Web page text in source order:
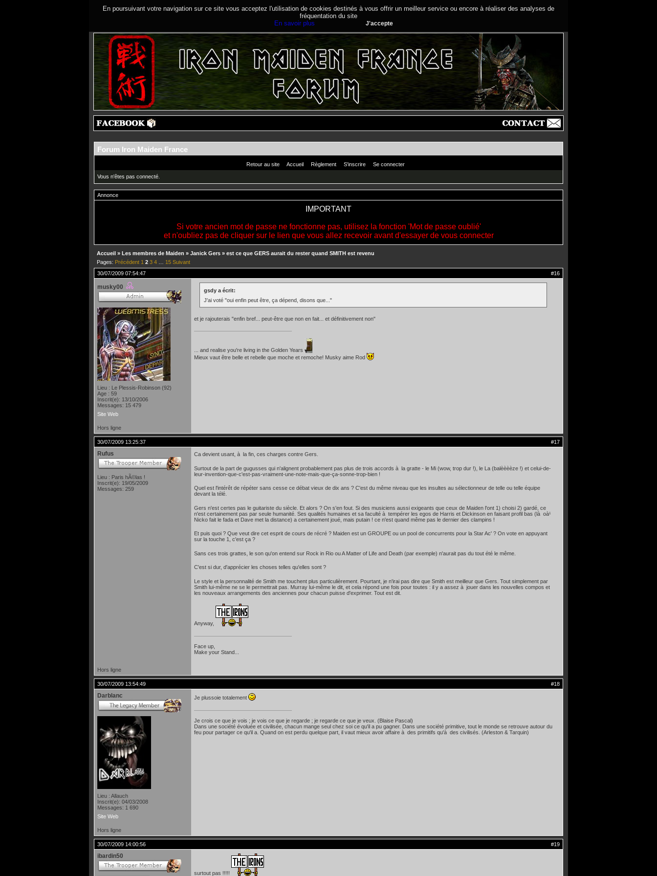
En poursuivant votre navigation sur ce site vous acceptez l'utilisation de cookies destinés à vous offrir un meilleur service ou encore à réaliser des analyses de
fréquentation du site
En savoir plus
J'accepte
Forum Iron Maiden France
Retour au site Accueil Règlement S'inscrire Se connecter
Vous n'êtes pas connecté.
Annonce
IMPORTANT
Si votre ancien mot de passe ne fonctionne pas, utilisez la fonction 'Mot de passe oublié'
et n'oubliez pas de cliquer sur le lien que vous allez recevoir avant d'essayer de vous connecter
Accueil » Les membres de Maiden » Janick Gers » est ce que GERS aurait du rester quand SMITH est revenu
Pages: Précédent 1 2 3 4 15 Suivant
#16
30/07/2009 07:54:47
musky00
Lieu : Le Plessis-Robinson (92)
Age : 59
Inscrit(e): 13/10/2006
Messages: 15 479
Site Web
gsdy a écrit:
J'ai voté "oui enfin peut être, ça dépend, disons que..."
et je rajouterais "enfin bref... peut-être que non en fait... et définitivement non"
... and realise you're living in the Golden Years
Mieux vaut être belle et rebelle que moche et remoche! Musky aime Rod
Hors ligne
#17
30/07/2009 13:25:37
Rufus
Lieu : Paris hÃ©las !
Inscrit(e): 19/05/2009
Messages: 259
Ca devient usant, à la fin, ces charges contre Gers.
Surtout de la part de gugusses qui n'alignent probablement pas plus de trois accords à la gratte - le Mi (wow, trop dur !), le La (balèèèèze !) et celui-de-
leur-invention-que-c'est-pas-vraiment-une-note-mais-que-ça-sonne-trop-bien !
Quel est l'intérêt de répéter sans cesse ce débat vieux de dix ans ? C'est du même niveau que les insultes au sélectionneur de telle ou telle équipe
devant la télé.
Gers n'est certes pas le guitariste du siècle. Et alors ? On s'en fout. Si des musiciens aussi exigeants que ceux de Maiden l'ont 1) choisi 2) gardé, ce
n'est certainement pas par seule humanité. Ses qualités humaines et sa faculté à tempérer les egos de Harris et Dickinson en faisant profil bas (là oà¹
Nicko fait le fada et Dave met la distance) a certainement joué, mais putain ! ce n'est quand même pas le dernier des clampins !
Et puis quoi ? Que veut dire cet esprit de cours de récré ? Maiden est un GROUPE ou un pool de concurrents pour la Star Ac' ? On vote en appuyant
sur la touche 1, c'est ça ?
Sans ces trois grattes, le son qu'on entend sur Rock in Rio ou A Matter of Life and Death (par exemple) n'aurait pas du tout été le même.
C'est si dur, d'apprécier les choses telles qu'elles sont ?
Le style et la personnalité de Smith me touchent plus particulièrement. Pourtant, je n'irai pas dire que Smith est meilleur que Gers. Tout simplement par
Smith lui-même ne se le permettrait pas. Murray lui-même le dit, et cela répond une fois pour toutes : il y a assez à jouer dans les nouvelles compos et
les nouveaux arrangements des anciennes pour chacun puisse d'exprimer. Tout est dit.
Anyway,
Face up,
Make your Stand...
Hors ligne
#18
30/07/2009 13:54:49
Darblanc
Lieu : Allauch
Inscrit(e): 04/03/2008
Messages: 1 690
Site Web
Je plussoie totalement
Je crois ce que je vois ; je vois ce que je regarde ; je regarde ce que je veux. (Blaise Pascal)
Dans une société évoluée et civilisée, chacun mange seul chez soi ce qu'il a pu gagner. Dans une société primitive, tout le monde se retrouve autour du
feu pour partager ce qu'il a. Quand on est perdu quelque part, il vaut mieux avoir affaire à des primitifs qu'à des civilisés. (Arleston & Tarquin)
Hors ligne
#19
30/07/2009 14:00:56
ibardin50
surtout pas !!!!!